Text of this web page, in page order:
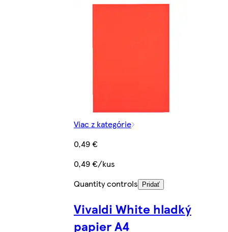
Viac z kategórie
0,49 €
0,49 €/kus
Quantity controls
Pridať
Vivaldi White hladký
papier A4